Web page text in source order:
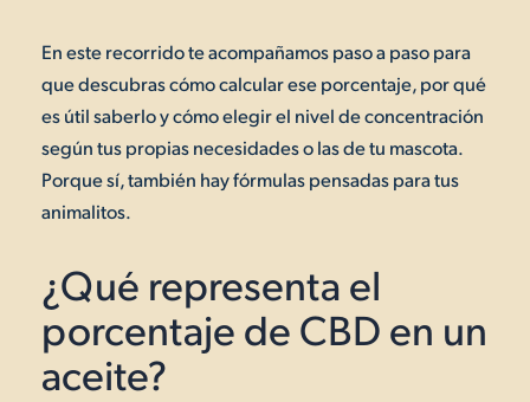
En este recorrido te acompañamos paso a paso para
que descubras cómo calcular ese porcentaje, por qué
es útil saberlo y cómo elegir el nivel de concentración
según tus propias necesidades o las de tu mascota.
Porque sí, también hay fórmulas pensadas para tus
animalitos.
¿Qué representa el
porcentaje de CBD en un
aceite?